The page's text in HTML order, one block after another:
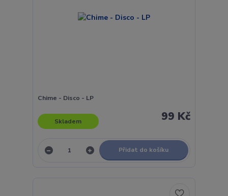
Chime - Disco - LP
99 Kč
Skladem
Přidat do košíku